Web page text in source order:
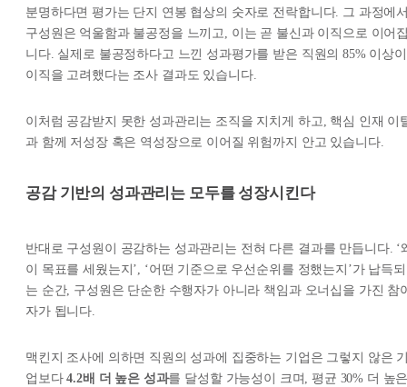
분명하다면 평가는 단지 연봉 협상의 숫자로 전락합니다. 그 과정에
구성원은 억울함과 불공정을 느끼고, 이는 곧 불신과 이직으로 이어
니다. 실제로 불공정하다고 느낀 성과평가를 받은 직원의 85% 이상이
이직을 고려했다는 조사 결과도 있습니다.
이처럼 공감받지 못한 성과관리는 조직을 지치게 하고, 핵심 인재 이
과 함께 저성장 혹은 역성장으로 이어질 위험까지 안고 있습니다.
공감 기반의 성과관리는 모두를 성장시킨다
반대로 구성원이 공감하는 성과관리는 전혀 다른 결과를 만듭니다. ‘
이 목표를 세웠는지’, ‘어떤 기준으로 우선순위를 정했는지’가 납득되
는 순간, 구성원은 단순한 수행자가 아니라 책임과 오너십을 가진 참
자가 됩니다.
맥킨지 조사에 의하면 직원의 성과에 집중하는 기업은 그렇지 않은
업보다4.2배 더 높은 성과를 달성할 가능성이 크며, 평균 30% 더 높